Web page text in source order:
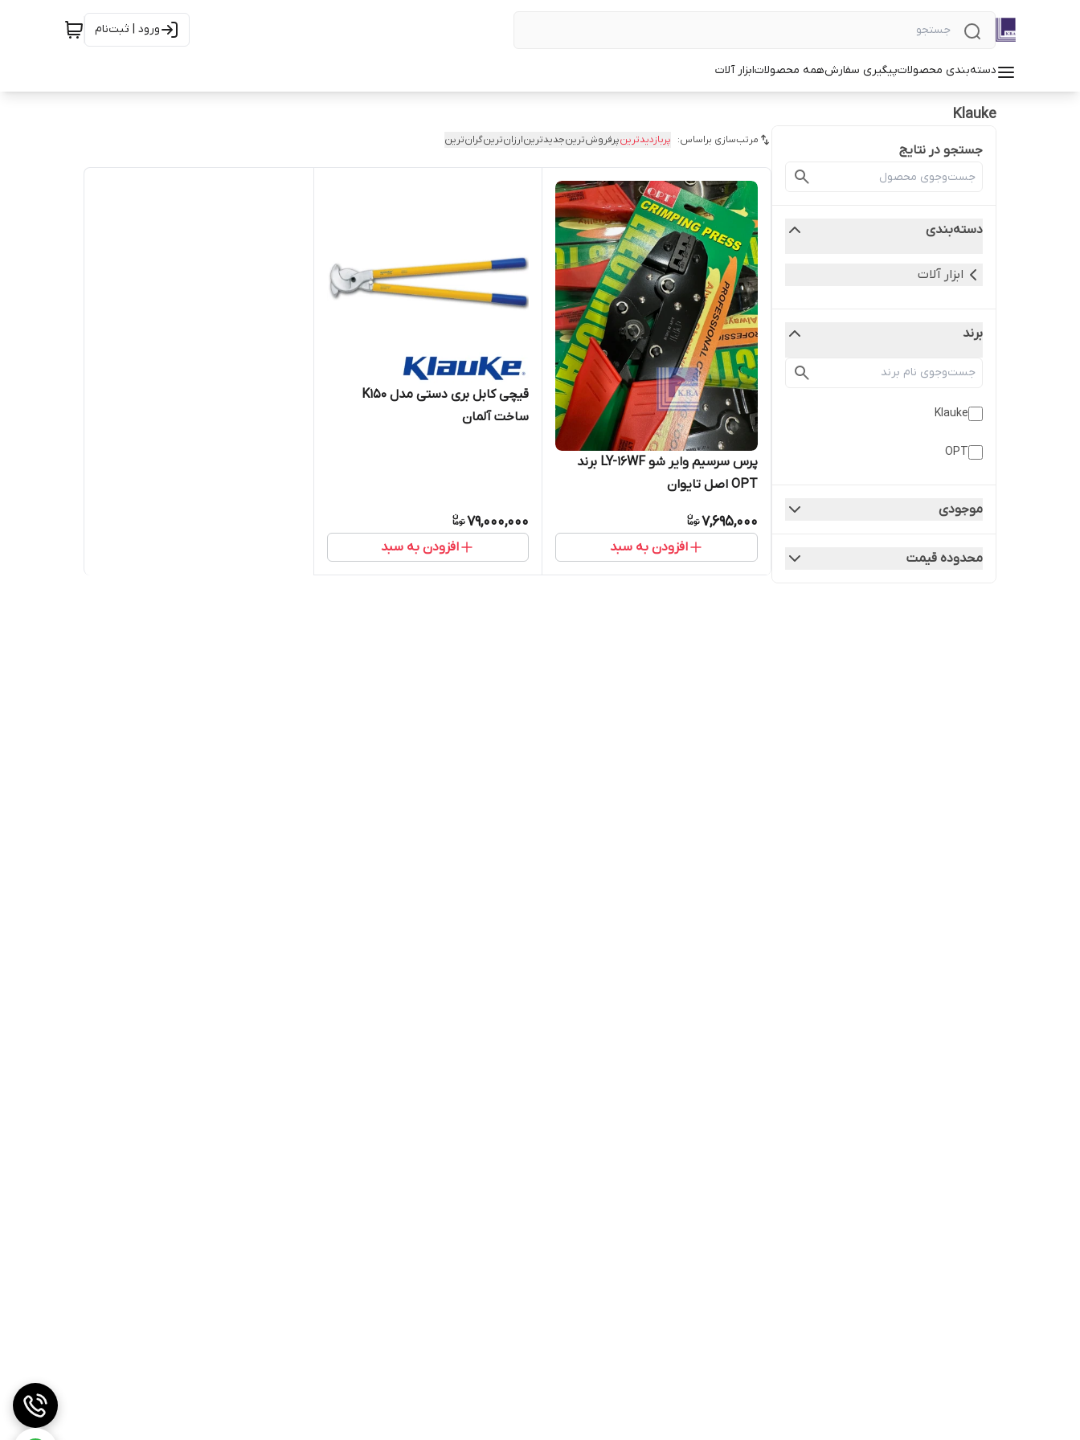
ورود | ثبت‌نام
دسته‌بندی محصولاتپیگیری سفارشهمه محصولاتابزار آلات
Klauke
جستجو در نتایج
دسته‌بندی
ابزار آلات
برند
Klauke
OPT
موجودی
محدوده قیمت
مرتب‌سازی براساس: پربازدیدترینپرفروش‌ترینجدیدترینارزان‌ترینگران‌ترین
پرس سرسیم وایر شو LY-16WF برند
OPT اصل تایوان
7,695,000
افزودن به سبد
قیچی کابل بری دستی مدل K150
ساخت آلمان
79,000,000
افزودن به سبد